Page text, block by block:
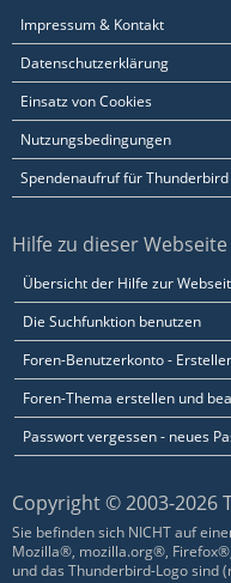
Impressum & Kontakt
Datenschutzerklärung
Einsatz von Cookies
Nutzungsbedingungen
Spendenaufruf für Thunderbird
Hilfe zu dieser Webseite
Übersicht der Hilfe zur
Die Suchfunktion benutzen
Foren-Benutzerkonto -
Foren-Thema erstellen und
Passwort vergessen - neues
Copyright © 2003-2026
Sie befinden sich NICHT auf
Mozilla®, mozilla.org®,
und das Thunderbird-Logo sind